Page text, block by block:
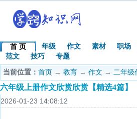
首 页 年级 作文 素材 职场
范文
技巧
专题
当前位置： 首页 → 教育 → 作文 → 二年级
六年级上册作文欣赏欣赏【精选4篇】
2026-01-23 14:08:12